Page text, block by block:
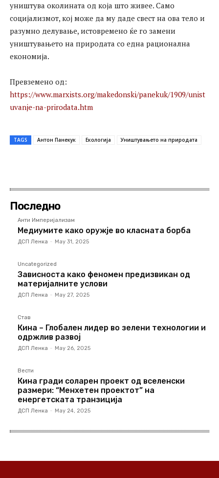
уништува околината од која што живее. Само
социјализмот, кој може да му даде свест на ова тело и
разумно делување, истовремено ќе го замени
уништувањето на природата со една рационална
економија.
Превземено од:
https://www.marxists.org/makedonski/panekuk/1909/unist
uvanje-na-prirodata.htm
TAGS Антон Панекук Екологија Уништувањето на природата
Последно
Анти Империјализам
Медиумите како оружје во класната борба
ДСП Ленка - May 31, 2025
Uncategorized
Зависноста како феномен предизвикан од
материјалните услови
ДСП Ленка - May 27, 2025
Став
Кина – Глобален лидер во зелени технологии и
одржлив развој
ДСП Ленка - May 26, 2025
Вести
Кина гради соларен проект од вселенски
размери: “Менхетен проектот” на
енергетската транзиција
ДСП Ленка - May 24, 2025